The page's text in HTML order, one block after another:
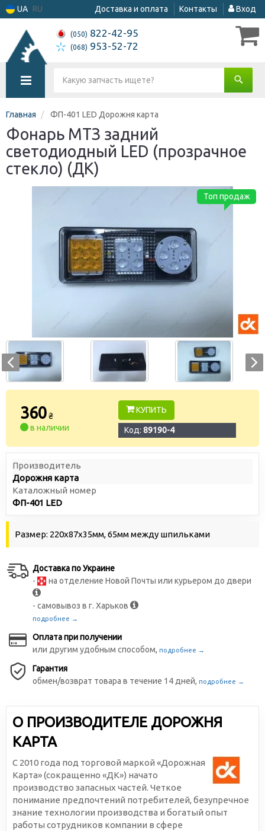
UA RU Доставка и оплата Контакты Вход
(050) 822-42-95
(068) 953-52-72
Главная ФП-401 LED Дорожня карта
Фонарь МТЗ задний
светодиодный LED (прозрачное
стекло) (ДК)
Топ продаж
360₴
в наличии
КУПИТЬ
Код: 89190-4
Производитель
Дорожня карта
Каталожный номер
ФП-401 LED
Размер: 220х87х35мм, 65мм между шпильками
Доставка по Украине
-
на отделение Новой Почты или курьером до двери
- самовывоз в г. Харьков
подробнее →
Оплата при получении
или другим удобным способом, подробнее →
Гарантия
обмен/возврат товара в течение 14 дней, подробнее →
О ПРОИЗВОДИТЕЛЕ ДОРОЖНЯ
КАРТА
С 2010 года под торговой маркой «Дорожная
Карта» (сокращенно «ДК») начато
производство запасных частей. Четкое
понимание предпочтений потребителей, безупречное
знание технологии производства и богатый опыт
работы сотрудников компании в сфере